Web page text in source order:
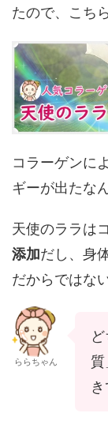
たので、こち
コラーゲンに
ギーが出たな
天使のララは
添加だし、身
だからではな
ららちゃん
き